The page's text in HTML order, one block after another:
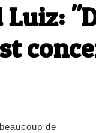
Luiz:
de